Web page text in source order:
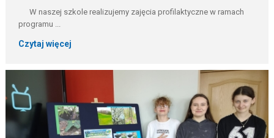
W naszej szkole realizujemy zajęcia profilaktyczne w ramach
programu ...
Czytaj więcej